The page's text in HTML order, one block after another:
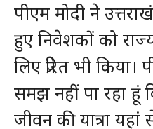
पीएम मोदी ने
हुए निवेशकों को
लिए प्रेरित भी
समझ नहीं पा रहा हूं
जीवन की यात्रा